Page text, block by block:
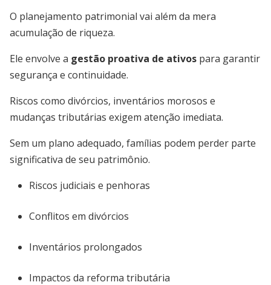
O planejamento patrimonial vai além da mera
acumulação de riqueza.
Ele envolve a gestão proativa de ativos para garantir
segurança e continuidade.
Riscos como divórcios, inventários morosos e
mudanças tributárias exigem atenção imediata.
Sem um plano adequado, famílias podem perder parte
significativa de seu patrimônio.
Riscos judiciais e penhoras
Conflitos em divórcios
Inventários prolongados
Impactos da reforma tributária